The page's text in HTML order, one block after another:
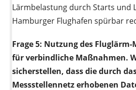
Lärmbelastung durch Starts und
Hamburger Flughafen spürbar
Frage 5: Nutzung des Fluglärm-
für verbindliche Maßnahmen.
sicherstellen, dass die durch
Messstellennetz erhobenen